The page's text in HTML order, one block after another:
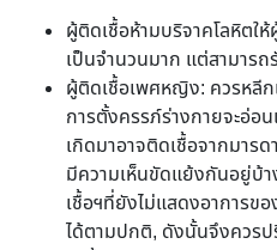
ผู้ติดเชื้อห้ามบริจาคโลหิตให้
เป็นจำนวนมาก แต่สามารถ
ผู้ติดเชื้อเพศหญิง: ควรหลีก
การตั้งครรภ์ร่างกายจะอ่อ
เกิดมาอาจติดเชื้อจากมาร
มีความเห็นขัดแย้งกันอยู่บ้า
เชื้อฯที่ยังไม่แสดงอาการข
ได้ตามปกติ, ดังนั้นจึงควร